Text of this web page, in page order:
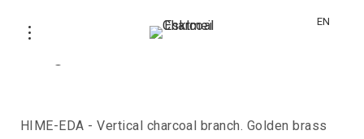
EN
HIME-EDA - Vertical charcoal branch. Golden brass